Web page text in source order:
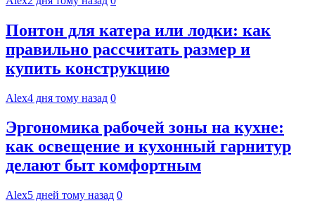
Понтон для катера или лодки: как
правильно рассчитать размер и
купить конструкцию
Alex4 дня тому назад 0
Эргономика рабочей зоны на кухне:
как освещение и кухонный гарнитур
делают быт комфортным
Alex5 дней тому назад 0